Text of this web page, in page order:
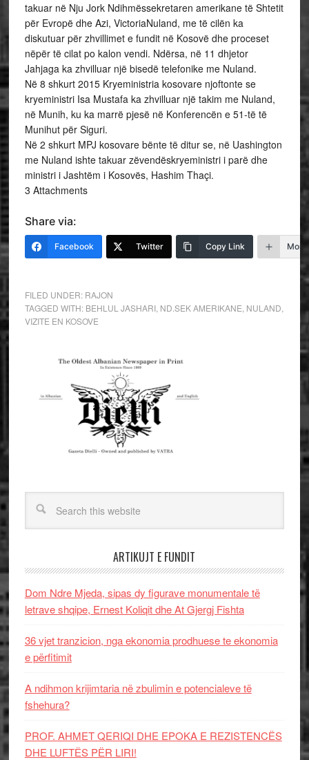
takuar në Nju Jork Ndihmëssekretaren amerikane të Shtetit
për Evropë dhe Azi, VictoriaNuland, me të cilën ka
diskutuar për zhvillimet e fundit në Kosovë dhe proceset
nëpër të cilat po kalon vendi. Ndërsa, në 11 dhjetor
Jahjaga ka zhvilluar një bisedë telefonike me Nuland.
Në 8 shkurt 2015 Kryeministria kosovare njoftonte se
kryeministri Isa Mustafa ka zhvilluar një takim me Nuland,
në Munih, ku ka marrë pjesë në Konferencën e 51-të të
Munihut për Siguri.
Në 2 shkurt MPJ kosovare bënte të ditur se, në Uashington
me Nuland ishte takuar zëvendëskryeministri i parë dhe
ministri i Jashtëm i Kosovës, Hashim Thaçi.
3 Attachments
Share via:
Facebook Twitter Copy Link More
FILED UNDER: RAJON
TAGGED WITH: BEHLUL JASHARI, ND.SEK AMERIKANE NULAND
VIZITE EN KOSOVE
ARTIKUJT E FUNDIT
Dom Ndre Mjeda, sipas dy figurave monumentale të
letrave shqipe, Ernest Koliqit dhe At Gjergj Fishta
36 vjet tranzicion, nga ekonomia prodhuese te ekonomia
e përfitimit
A ndihmon krijimtaria në zbulimin e potencialeve të
fshehura?
PROF. AHMET QERIQI DHE EPOKA E REZISTENCЁS
DHE LUFTЁS PЁR LIRI!